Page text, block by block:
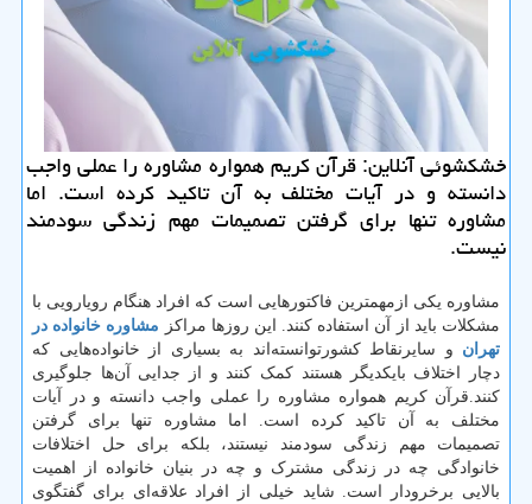
خشكشوئی آنلاین: قرآن كریم همواره مشاوره را عملی واجب
دانسته و در آیات مختلف به آن تاكید كرده است. اما
مشاوره تنها برای گرفتن تصمیمات مهم زندگی سودمند
نیست.
مشاوره یکی ازمهمترین فاکتورهایی است که افراد هنگام رویارویی با
مشکلات باید از آن استفاده کنند. این روزها مراکز مشاوره خانواده در
تهران و سایرنقاط کشورتوانسته‌اند به بسیاری از خانواده‌هایی که
دچار اختلاف بایکدیگر هستند کمک کنند و از جدایی آ‌ن‌‌ها جلوگیری
کنند.قرآن کریم همواره مشاوره را عملی واجب دانسته و در آیات
مختلف به آن تاکید کرده است. اما مشاوره تنها برای گرفتن
تصمیمات مهم زندگی سودمند نیستند، بلکه برای حل اختلافات
خانوادگی چه در زندگی مشترک و چه در بنیان خانواده از اهمیت
بالایی برخرودار است. شاید خیلی از افراد علاقه‌ای برای گفتگوی